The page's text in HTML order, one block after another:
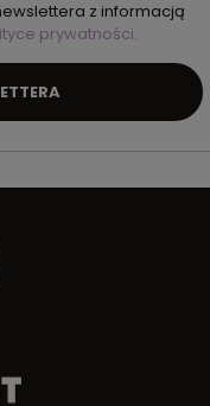
z informacją
prywatności.